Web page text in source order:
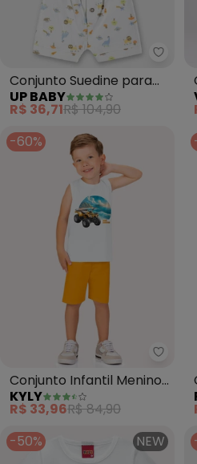
Up
Conjunto Suedine para
Bebê Menino (Branco)
UP BABY
R$ 36,71R$ 104,90
-60%
Kyly -
Conjunto Infantil Menino
Estampa (Branco)
KYLY
R$ 33,96R$ 84,90
-50%
NEW